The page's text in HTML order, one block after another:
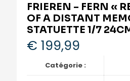
FRIEREN – FERN «
OF A DISTANT
STATUETTE 1/7
€ 199,99
Catégorie :